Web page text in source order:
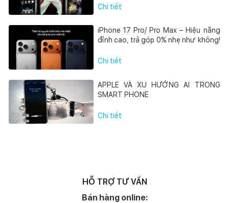
Chi tiết
iPhone 17 Pro/ Pro Max – Hiệu năng
đỉnh cao, trả góp 0% nhẹ như không!
Chi tiết
APPLE VÀ XU HƯỚNG AI TRONG
SMART PHONE
Chi tiết
HỖ TRỢ TƯ VẤN
Bán hàng online: